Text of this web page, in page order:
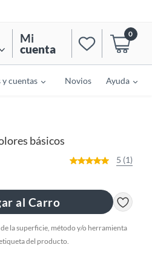
Mi
cuenta
0
y cuentas Novios Ayuda
básicos
5 (1)
al Carro
la superficie, método y/o herramienta
del producto.